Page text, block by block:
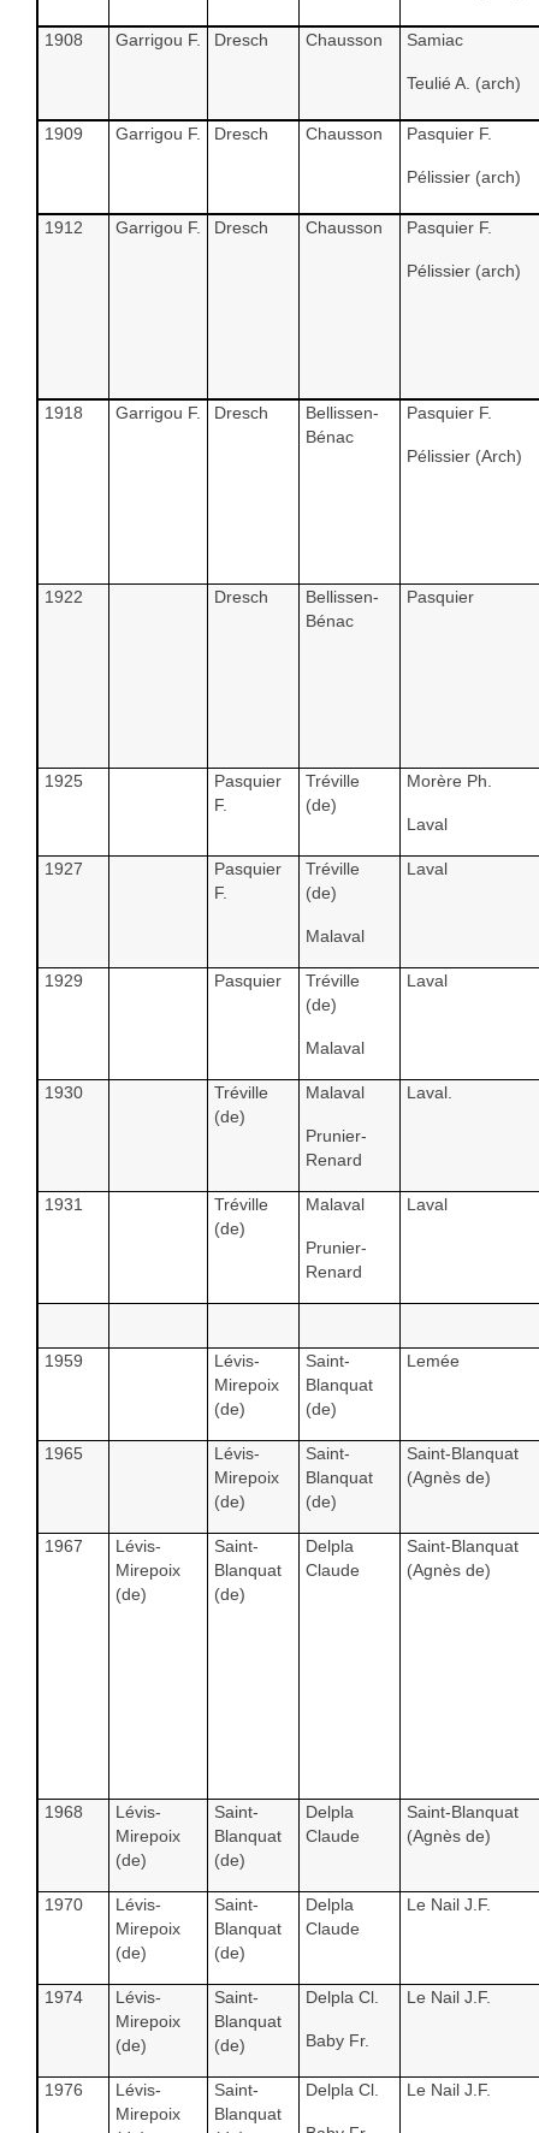
1908 Garrigou F. Dresch Chausson Samiac
Teulié A. (arch)
1909 Garrigou F. Dresch Chausson Pasquier F.
Pélissier (arch)
1912 Garrigou F. Dresch Chausson Pasquier F.
Pélissier (arch)
1918 Garrigou F. Dresch
Bellissen-
Bénac
Pasquier F.
Pélissier (Arch)
1922 Dresch
Bellissen-
Bénac
Pasquier
1925
Pasquier
F.
Tréville
(de)
Morère Ph.
Laval
1927
Pasquier
F.
Tréville
(de)
Malaval
Laval
1929 Pasquier
Tréville
(de)
Malaval
Laval
1930
Tréville
(de)
Malaval
Prunier-
Renard
Laval.
1931
Tréville
(de)
Malaval
Prunier-
Renard
Laval
1959
Lévis-
Mirepoix
(de)
Saint-
Blanquat
(de)
Lemée
1965
Lévis-
Mirepoix
(de)
Saint-
Blanquat
(de)
Saint-Blanquat
(Agnès de)
1967
Lévis-
Mirepoix
(de)
Saint-
Blanquat
(de)
Delpla
Claude
Saint-Blanquat
(Agnès de)
1968
Lévis-
Mirepoix
(de)
Saint-
Blanquat
(de)
Delpla
Claude
Saint-Blanquat
(Agnès de)
1970
Lévis-
Mirepoix
(de)
Saint-
Blanquat
(de)
Delpla
Claude
Le Nail J.F.
1974
Lévis-
Mirepoix
(de)
Saint-
Blanquat
(de)
Delpla Cl.
Baby Fr.
Le Nail J.F.
1976
Lévis-
Mirepoix
Saint-
Blanquat
Delpla Cl. Le Nail J.F.